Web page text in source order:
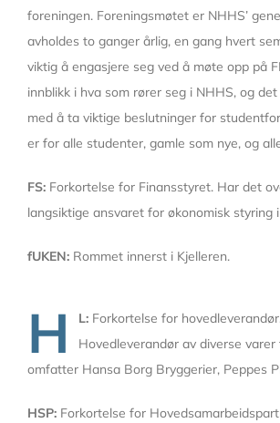
foreningen. Foreningsmøtet er NHHS’
avholdes to ganger årlig, en gang hvert
viktig å engasjere seg ved å møte opp på
innblikk i hva som rører seg i NHHS, og
med å ta viktige beslutninger for
er for alle studenter, gamle som nye, og
FS: Forkortelse for Finansstyret. Har det
langsiktige ansvaret for økonomisk styring
fUKEN: Rommet innerst i Kjelleren.
H L: Forkortelse for
Hovedleverandør av diverse varer
omfatter Hansa Borg Bryggerier, Peppes
HSP: Forkortelse for